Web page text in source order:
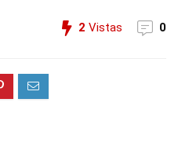
2 Vistas 0